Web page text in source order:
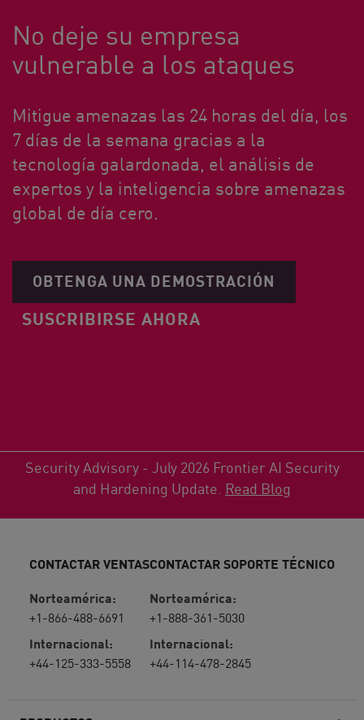
No deje su empresa
vulnerable a los ataques
Mitigue amenazas las 24 horas del día, los
7 días de la semana gracias a la
tecnología galardonada, el análisis de
expertos y la inteligencia sobre amenazas
global de día cero.
OBTENGA UNA DEMOSTRACIÓN
SUSCRIBIRSE AHORA
Security Advisory - July 2026 Frontier AI Security
and Hardening Update. Read Blog
CONTACTAR VENTAS
Norteamérica:
+1-866-488-6691
Internacional:
+44-125-333-5558
CONTACTAR SOPORTE TÉCNICO
Norteamérica:
+1-888-361-5030
Internacional:
+44-114-478-2845